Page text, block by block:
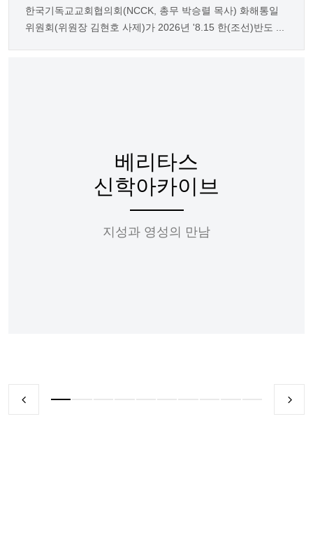
한국기독교교회협의회(NCCK, 총무 박승렬 목사) 화해통일
위원회(위원장 김현호 사제)가 2026년 '8.15 한(조선)반도 ...
베리타스
신학아카이브
지성과 영성의 만남